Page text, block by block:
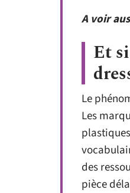
A voir
Et
Le
Les
des
pièce